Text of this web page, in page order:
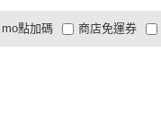
mo點加碼
大家電安心配
大家電快配
商店免運券